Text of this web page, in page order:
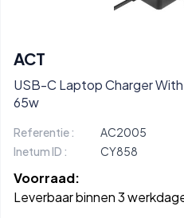
ACT
USB-C Laptop Charger
65w
Referentie :
AC2005
Inetum ID :
CY858
Voorraad:
Leverbaar binnen 3